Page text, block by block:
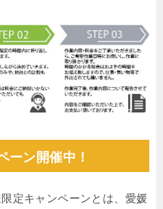
ーン開催中！
定キャンペーンとは、愛媛